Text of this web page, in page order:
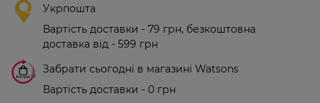
Укрпошта
Вартість доставки - 79 грн, безкоштовна
доставка від - 599 грн
Забрати сьогодні в магазині Watsons
Вартість доставки - 0 грн